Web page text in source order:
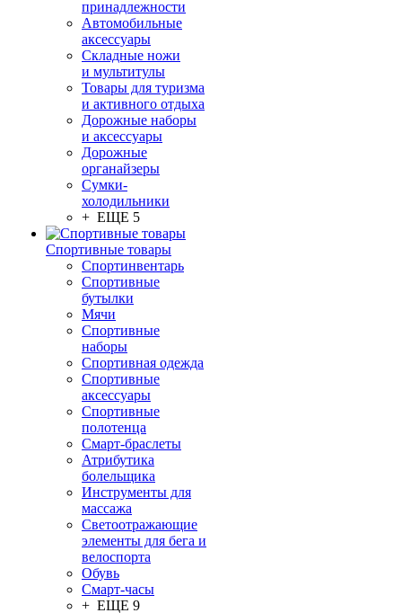
принадлежности
Автомобильные
аксессуары
Складные ножи
и мультитулы
Товары для туризма
и активного отдыха
Дорожные наборы
и аксессуары
Дорожные
органайзеры
Сумки-
холодильники
+ ЕЩЕ 5
Спортивные товары
Спортинвентарь
Спортивные
бутылки
Мячи
Спортивные
наборы
Спортивная одежда
Спортивные
аксессуары
Спортивные
полотенца
Смарт-браслеты
Атрибутика
болельщика
Инструменты для
массажа
Светоотражающие
элементы для бега и
велоспорта
Обувь
Смарт-часы
+ ЕЩЕ 9